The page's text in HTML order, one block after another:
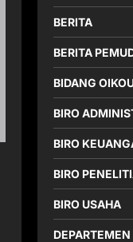
BERITA
BERITA
BIDANG
BIRO
BIRO
BIRO
BIRO USAHA